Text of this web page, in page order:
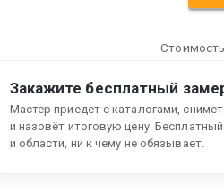
Закажите бесплатный
Мастер приедет с каталогами,
и назовёт итоговую цену.
и области, ни к чему не обязывает.